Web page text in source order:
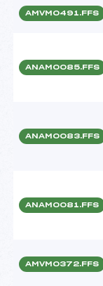
AMVM0491.FFS
ANAM0085.FFS
ANAM0083.FFS
ANAM0081.FFS
AMVM0372.FFS